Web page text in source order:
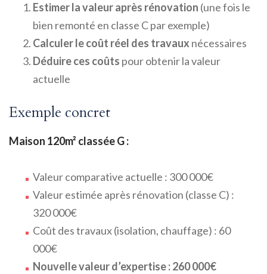
Estimer la valeur après rénovation (une fois le
bien remonté en classe C par exemple)
Calculer le coût réel des travaux nécessaires
Déduire ces coûts pour obtenir la valeur
actuelle
Exemple concret
Maison 120m² classée G :
Valeur comparative actuelle : 300 000€
Valeur estimée après rénovation (classe C) :
320 000€
Coût des travaux (isolation, chauffage) : 60
000€
Nouvelle valeur d’expertise : 260 000€